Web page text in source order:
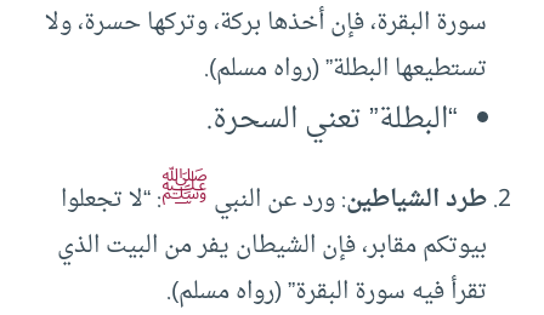
سورة البقرة، فإن أخذها بركة، وتركها حسرة، ولا
تستطيعها البطلة” (رواه مسلم).
“البطلة” تعني السحرة.
طرد الشياطين: ورد عن النبيﷺ: “لا تجعلوا
بيوتكم مقابر، فإن الشيطان يفر من البيت الذي
تقرأ فيه سورة البقرة” (رواه مسلم).